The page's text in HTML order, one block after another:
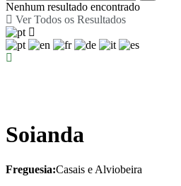
Nenhum resultado encontrado
Ver Todos os Resultados
Soianda
Freguesia:Casais e Alviobeira